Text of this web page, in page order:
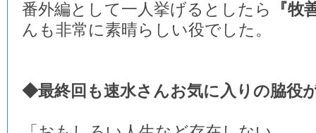
番外編として一人挙げるとしたら
『牧
んも非常に素晴らしい役でした。
◆最終回も速水さんお気に入りの脇役